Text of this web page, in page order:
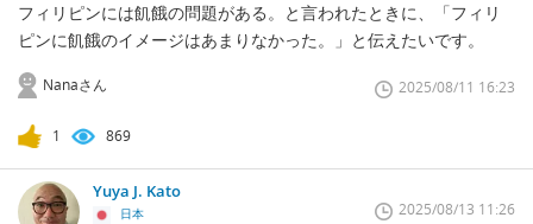
フィリピンには飢餓の問題がある。と言われたときに、「フィリ
ピンに飢餓のイメージはあまりなかった。」と伝えたいです。
Nanaさん 2025/08/11 16:23
1 869
Yuya J. Kato
日本 2025/08/13 11:26